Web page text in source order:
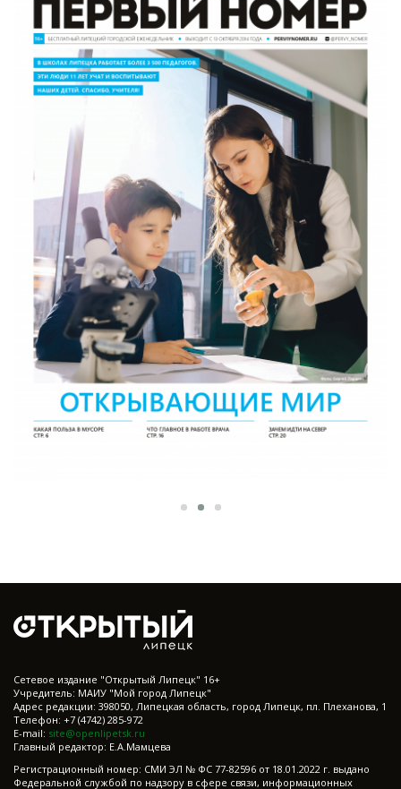
Cетевое издание "Открытый Липецк" 16+
Учредитель: МАИУ "Мой город Липецк"
Адрес редакции: 398050, Липецкая область, город Липецк, пл. Плеханова, 1
Телефон: +7 (4742) 285-972
E-mail: site@openlipetsk.ru
Главный редактор: Е.А.Мамцева
Регистрационный номер: СМИ ЭЛ № ФС 77-82596 от 18.01.2022 г. выдано
Федеральной службой по надзору в сфере связи, информационных